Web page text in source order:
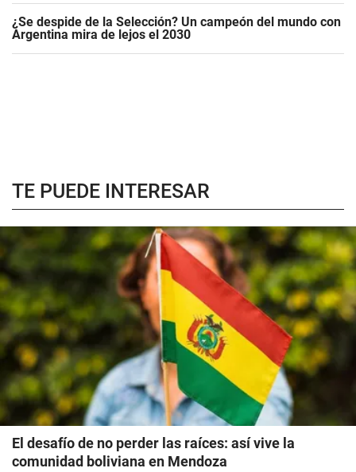
¿Se despide de la Selección? Un campeón del mundo con
Argentina mira de lejos el 2030
TE PUEDE INTERESAR
El desafío de no perder las raíces: así vive la
comunidad boliviana en Mendoza